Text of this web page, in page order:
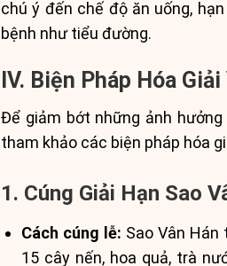
chú ý đến chế độ ăn uống,
bệnh như tiểu đường.
IV. Biện Pháp Hóa
Để giảm bớt những ảnh
tham khảo các biện pháp hóa
1. Cúng Giải Hạn Sao
Cách cúng lễ: Sao Vân
15 cây nến, hoa quả, trà